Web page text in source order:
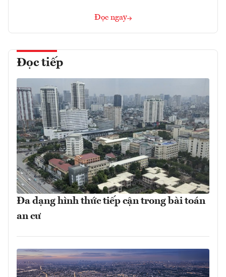
Đọc ngay
Đọc tiếp
Đa dạng hình thức tiếp cận trong bài toán
an cư